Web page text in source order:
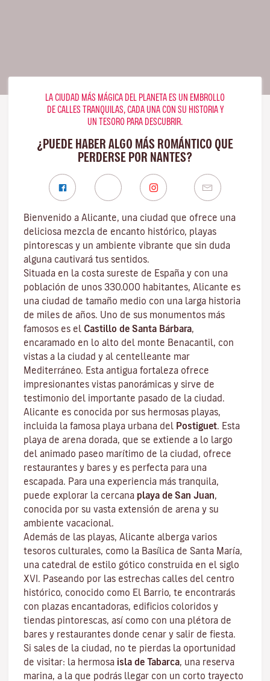
LA CIUDAD MÁS MÁGICA DEL PLANETA ES UN EMBROLLO
DE CALLES TRANQUILAS, CADA UNA CON SU HISTORIA Y
UN TESORO PARA DESCUBRIR.
¿PUEDE HABER ALGO MÁS ROMÁNTICO QUE
PERDERSE POR NANTES?
Bienvenido a Alicante, una ciudad que ofrece una
deliciosa mezcla de encanto histórico, playas
pintorescas y un ambiente vibrante que sin duda
alguna cautivará tus sentidos.
Situada en la costa sureste de España y con una
población de unos 330.000 habitantes, Alicante es
una ciudad de tamaño medio con una larga historia
de miles de años. Uno de sus monumentos más
famosos es el Castillo de Santa Bárbara,
encaramado en lo alto del monte Benacantil, con
vistas a la ciudad y al centelleante mar
Mediterráneo. Esta antigua fortaleza ofrece
impresionantes vistas panorámicas y sirve de
testimonio del importante pasado de la ciudad.
Alicante es conocida por sus hermosas playas,
incluida la famosa playa urbana del Postiguet. Esta
playa de arena dorada, que se extiende a lo largo
del animado paseo marítimo de la ciudad, ofrece
restaurantes y bares y es perfecta para una
escapada. Para una experiencia más tranquila,
puede explorar la cercana playa de San Juan,
conocida por su vasta extensión de arena y su
ambiente vacacional.
Además de las playas, Alicante alberga varios
tesoros culturales, como la Basílica de Santa María,
una catedral de estilo gótico construida en el siglo
XVI. Paseando por las estrechas calles del centro
histórico, conocido como El Barrio, te encontrarás
con plazas encantadoras, edificios coloridos y
tiendas pintorescas, así como con una plétora de
bares y restaurantes donde cenar y salir de fiesta.
Si sales de la ciudad, no te pierdas la oportunidad
de visitar: la hermosa isla de Tabarca, una reserva
marina, a la que podrás llegar con un corto trayecto